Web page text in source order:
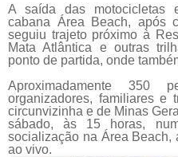
A saída das motocicletas
cabana Área Beach, após
seguiu trajeto próximo à
Mata Atlântica e outras
ponto de partida, onde
Aproximadamente 350
organizadores, familiares e
circunvizinha e de Minas
sábado, às 15 horas,
socialização na Área Beach,
ao vivo.